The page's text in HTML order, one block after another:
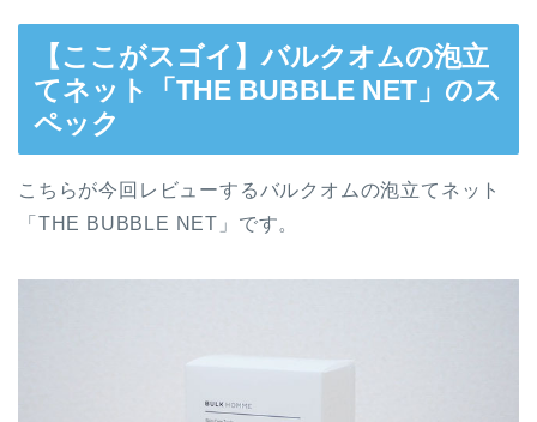
【ここがスゴイ】バルクオムの泡立
てネット「THE BUBBLE NET」のス
ペック
こちらが今回レビューするバルクオムの泡立てネット
「THE BUBBLE NET」です。